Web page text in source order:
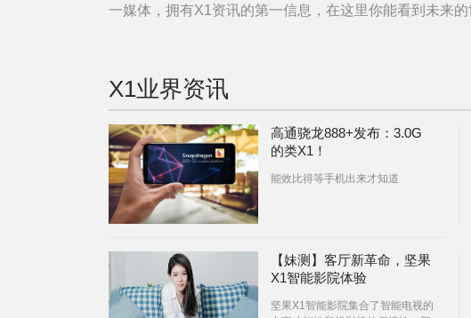
一媒体，拥有X1 资讯的第一信息，在这里你能看到未来的
X1业界资讯
高通骁龙888+发布：3.0G
的类X1！
能效比得等手机出来才知道
【妹测】客厅新革命，坚果
X1智能影院体验
坚果X1智能影院集合了智能电视的